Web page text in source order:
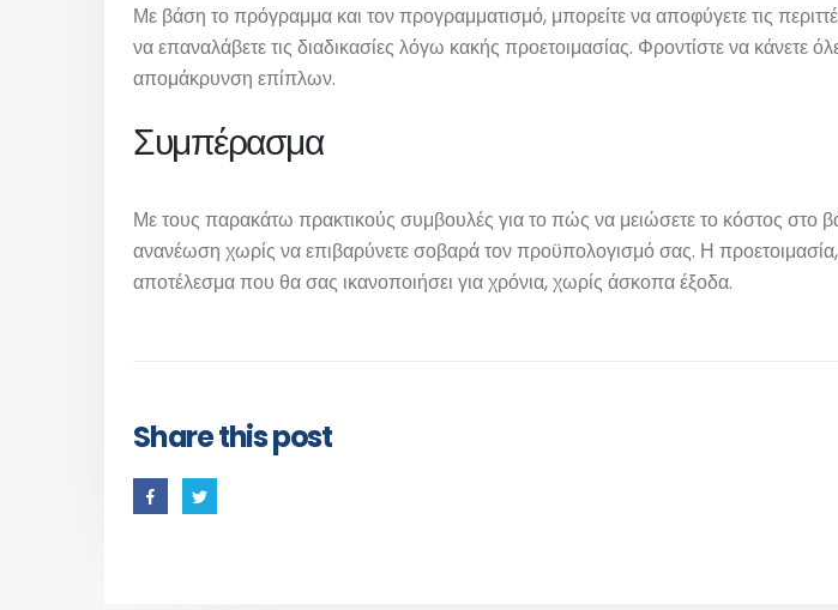
Με βάση το πρόγραμμα και τον προγραμματισμό, μπορείτε να αποφύγετε τις
να επαναλάβετε τις διαδικασίες λόγω κακής προετοιμασίας. Φροντίστε να κάνετε
απομάκρυνση επίπλων.
Συμπέρασμα
Με τους παρακάτω πρακτικούς συμβουλές για το πώς να μειώσετε το κόστος στο
ανανέωση χωρίς να επιβαρύνετε σοβαρά τον προϋπολογισμό σας. Η
αποτέλεσμα που θα σας ικανοποιήσει για χρόνια, χωρίς άσκοπα έξοδα.
Share this post